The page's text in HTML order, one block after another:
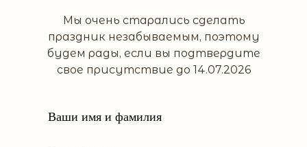
Мы очень старались сделать
праздник незабываемым, поэтому
будем рады, если вы подтвердите
свое присутствие до 14.07.2026
Ваши имя и фамилия